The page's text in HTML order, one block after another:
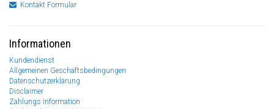
Kontakt Formular
Informationen
Kundendienst
Allgemeinen Geschäftsbedingungen
Datenschutzerklärung
Disclaimer
Zahlungs Information